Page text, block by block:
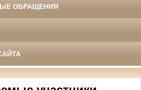
ОБРАЩЕНИЯ